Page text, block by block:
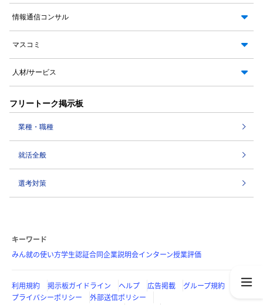
情報通信コンサル
マスコミ
人材/サービス
フリートーク掲示板
業種・職種
就活全般
選考対策
キーワード
みん就の使い方学生認証合同企業説明会インターン授業評価
利用規約 掲示板ガイドライン ヘルプ 広告掲載
グループ規約
プライバシーポリシー
外部送信ポリシー